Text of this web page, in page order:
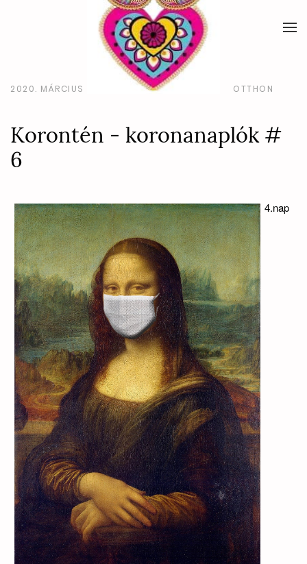
2020. MÁRCIUS 19. LABODA RÓBERT OTTHON
Korontén - koronanaplók #
6
4.nap